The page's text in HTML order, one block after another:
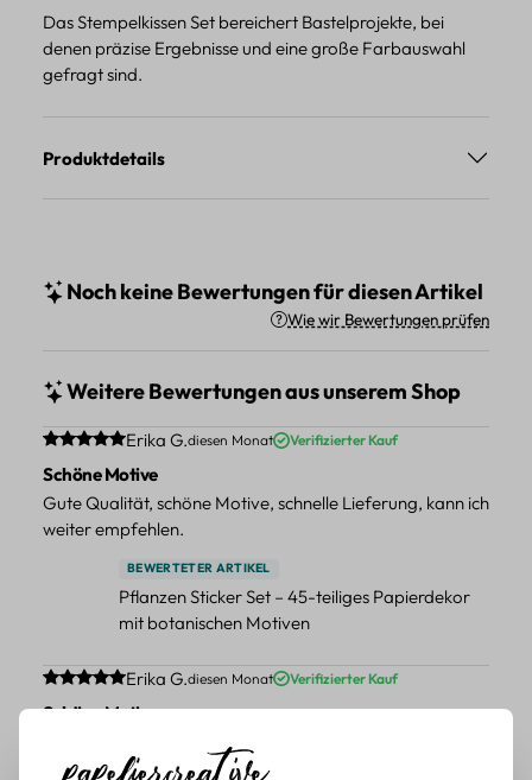
Das Stempelkissen Set bereichert Bastelprojekte, bei
denen präzise Ergebnisse und eine große Farbauswahl
gefragt sind.
Produktdetails
Noch keine Bewertungen für diesen Artikel
Wie wir Bewertungen prüfen
Weitere Bewertungen aus unserem Shop
Durchschnittliche Bewertung von 5 von 5 Sternen
Erika G.diesen Monat Verifizierter Kauf
Schöne Motive
Gute Qualität, schöne Motive, schnelle Lieferung, kann ich
weiter empfehlen.
BEWERTETER ARTIKEL
Pflanzen Sticker Set – 45-teiliges Papierdekor
mit botanischen Motiven
Durchschnittliche Bewertung von 5 von 5 Sternen
Erika G.diesen Monat Verifizierter Kauf
Schöne Motive
würde sie wieder kaufen.